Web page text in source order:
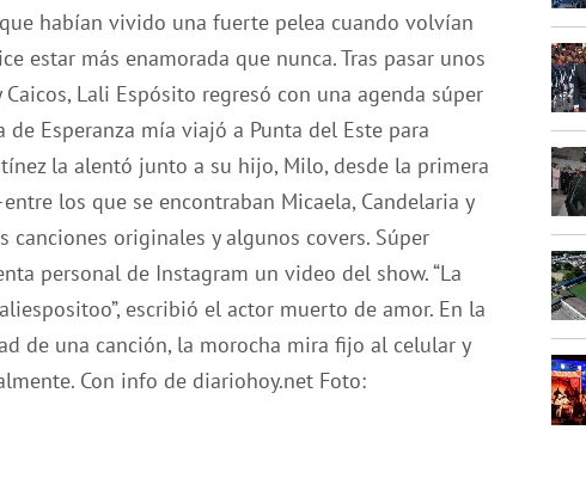
habían vivido una fuerte pelea cuando volvían
estar más enamorada que nunca. Tras pasar unos
Lali Espósito regresó con una agenda súper
Esperanza mía viajó a Punta del Este para
la alentó junto a su hijo, Milo, desde la primera
los que se encontraban Micaela, Candelaria y
canciones originales y algunos covers. Súper
personal de Instagram un video del show. “La
escribió el actor muerto de amor. En la
de una canción, la morocha mira fijo al celular y
Con info de diariohoy.net Foto: